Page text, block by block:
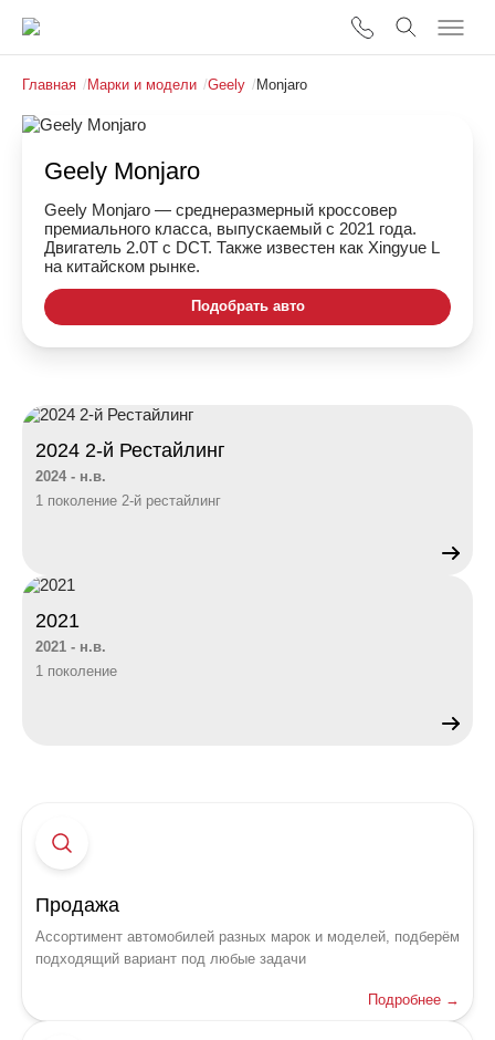
Главная / Марки и модели /Geely / Monjaro
Geely Monjaro
Geely Monjaro — среднеразмерный кроссовер
премиального класса, выпускаемый с 2021 года.
Двигатель 2.0T с DCT. Также известен как Xingyue L
на китайском рынке.
Подобрать авто
2024 2-й Рестайлинг
2024 - н.в.
1 поколение 2-й рестайлинг
2021
2021 - н.в.
1 поколение
Продажа
Ассортимент автомобилей разных марок и моделей, подберём
подходящий вариант под любые задачи
Подробнее →